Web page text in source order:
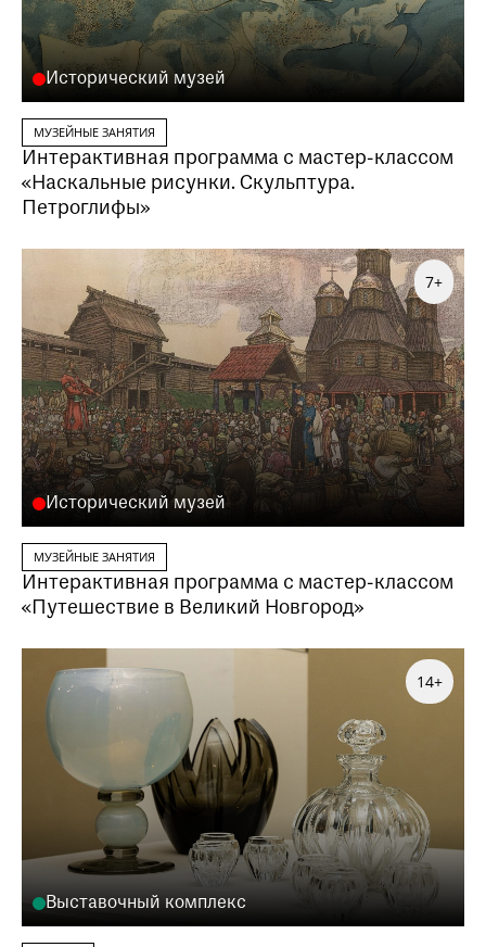
Заказать данную образовательную программу
можно по телефону
+7 (495) 692-37-31
Или написав нам на почту
visitor@shm.ru
Исторический музей
МУЗЕЙНЫЕ ЗАНЯТИЯ
Интерактивная программа с мастер-классом
«Наскальные рисунки. Скульптура.
Петроглифы»
Исторический музей
7+
МУЗЕЙНЫЕ ЗАНЯТИЯ
Интерактивная программа с мастер-классом
«Путешествие в Великий Новгород»
Выставочный комплекс
14+